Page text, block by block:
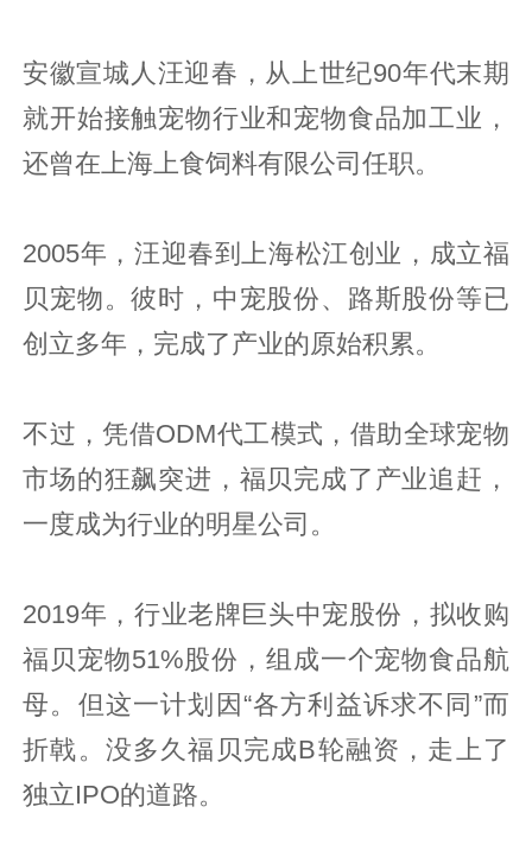
安徽宣城人汪迎春，从上世纪90年代末期
就开始接触宠物行业和宠物食品加工业，
还曾在上海上食饲料有限公司任职。
2005年，汪迎春到上海松江创业，成立福
贝宠物。彼时，中宠股份、路斯股份等已
创立多年，完成了产业的原始积累。
不过，凭借ODM代工模式，借助全球宠物
市场的狂飙突进，福贝完成了产业追赶，
一度成为行业的明星公司。
2019年，行业老牌巨头中宠股份，拟收购
福贝宠物51%股份，组成一个宠物食品航
母。但这一计划因“各方利益诉求不同”而
折戟。没多久福贝完成B轮融资，走上了
独立IPO的道路。